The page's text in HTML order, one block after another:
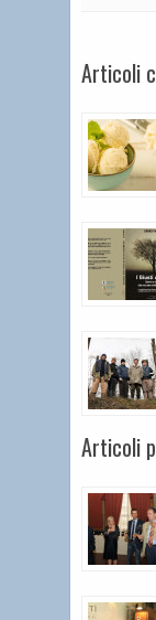
Articoli
Articoli